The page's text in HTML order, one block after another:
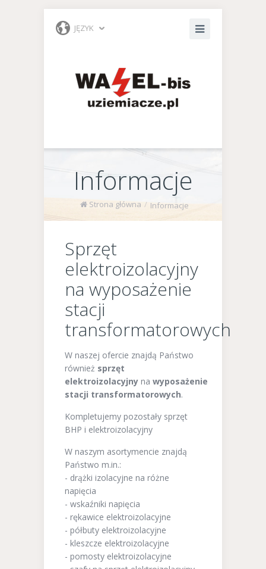
JĘZYK
Informacje
Strona główna / Informacje
Sprzęt
elektroizolacyjny
na wyposażenie
stacji
transformatorowych
W naszej ofercie znajdą Państwo
również sprzęt
elektroizolacyjny na wyposażenie
stacji transformatorowych.
Kompletujemy pozostały sprzęt
BHP i elektroizolacyjny
W naszym asortymencie znajdą
Państwo m.in.:
- drążki izolacyjne na różne
napięcia
- wskaźniki napięcia
- rękawice elektroizolacyjne
- półbuty elektroizolacyjne
- kleszcze elektroizolacyjne
- pomosty elektroizolacyjne